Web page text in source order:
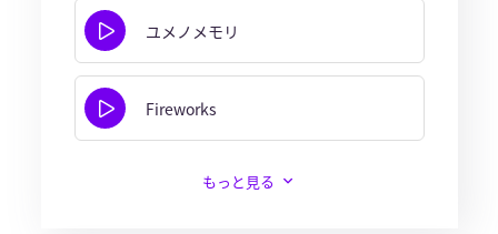
ユメノメモリ
Fireworks
もっと見る